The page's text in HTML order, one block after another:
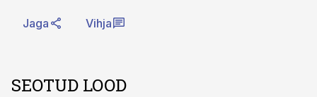
Jaga Vihja
SEOTUD LOOD